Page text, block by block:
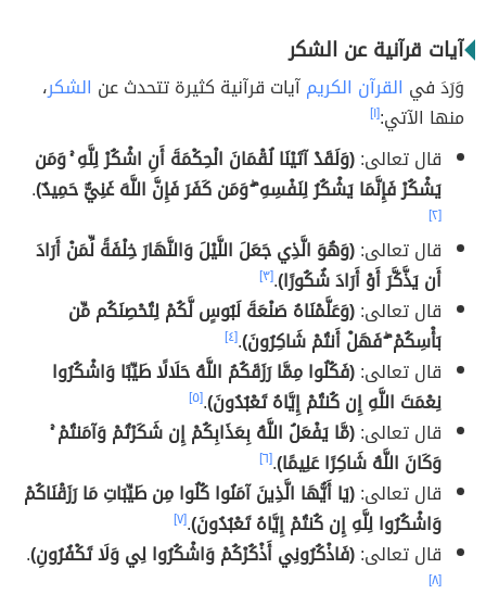
آيات قرآنية عن الشكر
وَرَدَ في القرآن الكريمآيات قرآنية كثيرة تتحدث عن الشكر،
منها الآتي:[١]
قال تعالى:(وَلَقَدْ آتَيْنَا لُقْمَانَ الْحِكْمَةَ أَنِ اشْكُرْ لِلَّهِ ۚ وَمَن
يَشْكُرْ فَإِنَّمَا يَشْكُرُ لِنَفْسِهِ ۖ وَمَن كَفَرَ فَإِنَّ اللَّهَ غَنِيٌّ حَمِيدٌ).
[٢]
قال تعالى:(وَهُوَ الَّذِي جَعَلَ اللَّيْلَ وَالنَّهَارَ خِلْفَةً لِّمَنْ أَرَادَ
أَن يَذَّكَّرَ أَوْ أَرَادَ شُكُورًا).[٣]
قال تعالى:(وَعَلَّمْنَاهُ صَنْعَةَ لَبُوسٍ لَّكُمْ لِتُحْصِنَكُم مِّن
بَأْسِكُمْ ۖ فَهَلْ أَنتُمْ شَاكِرُونَ).[٤]
قال تعالى:(فَكُلُوا مِمَّا رَزَقَكُمُ اللَّهُ حَلَالًا طَيِّبًا وَاشْكُرُوا
نِعْمَتَ اللَّهِ إِن كُنتُمْ إِيَّاهُ تَعْبُدُونَ).[٥]
قال تعالى:(مَّا يَفْعَلُ اللَّهُ بِعَذَابِكُمْ إِن شَكَرْتُمْ وَآمَنتُمْ ۚ
وَكَانَ اللَّهُ شَاكِرًا عَلِيمًا).[٦]
قال تعالى:(يَا أَيُّهَا الَّذِينَ آمَنُوا كُلُوا مِن طَيِّبَاتِ مَا رَزَقْنَاكُمْ
وَاشْكُرُوا لِلَّهِ إِن كُنتُمْ إِيَّاهُ تَعْبُدُونَ).[٧]
قال تعالى:(فَاذْكُرُونِي أَذْكُرْكُمْ وَاشْكُرُوا لِي وَلَا تَكْفُرُونِ).
[٨]